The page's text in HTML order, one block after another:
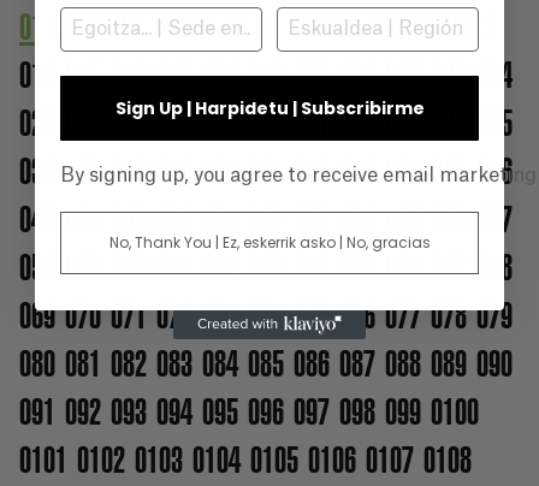
01 02 03 04 05 06 07 09 010 011 012 013
014
015 016 017 018 019 020 021 022 023 024
025
027 028 029 030 031 032 033
035
036
037 038 039 040 041 042 043 044 045 046
047
048 049 050 051 052 053 054 055 056 057
058
059 060 061 062 063 064 065 066 067 068
069 070 071 072 073 074 075 076 077 078 079
080 081 082 083 084 085 086 087 088 089 090
091 092 093 094 095 096 097 098 099 0100
0101 0102 0103 0104 0105 0106 0107 0108
Sign Up | Harpidetu | Subscribirme
By signing up, you agree to receive email
No, Thank You | Ez, eskerrik asko | No, gracias